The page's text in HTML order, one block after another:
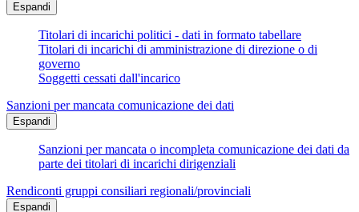
Espandi
Titolari di incarichi politici - dati in formato tabellare
Titolari di incarichi di amministrazione di direzione o di
governo
Soggetti cessati dall'incarico
Sanzioni per mancata comunicazione dei dati
Espandi
Sanzioni per mancata o incompleta comunicazione dei dati da
parte dei titolari di incarichi dirigenziali
Rendiconti gruppi consiliari regionali/provinciali
Espandi